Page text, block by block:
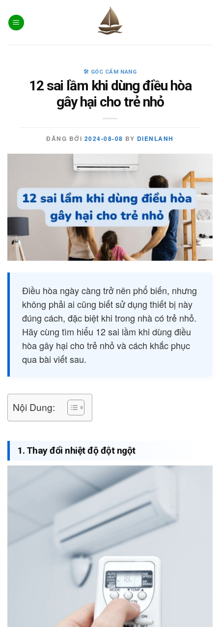
content
🛠️ GÓC CẨM NANG
12 sai lầm khi dùng điều hòa
gây hại cho trẻ nhỏ
ĐĂNG BỞI 2024-08-08 BY DIENLANH
Điều hòa ngày càng trở nên phổ biến, nhưng
không phải ai cũng biết sử dụng thiết bị này
đúng cách, đặc biệt khi trong nhà có trẻ nhỏ.
Hãy cùng tìm hiểu 12 sai lầm khi dùng điều
hòa gây hại cho trẻ nhỏ và cách khắc phục
qua bài viết sau.
Nội Dung:
1. Thay đổi nhiệt độ đột ngột